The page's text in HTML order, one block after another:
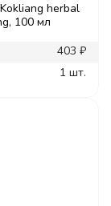
herbal
100 мл
403 ₽
1 шт.